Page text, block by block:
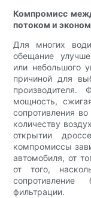
Компромисс
потоком и
Для многих
обещание
или небольшого
причиной для
производителя.
мощность,
сопротивления
количеству
открытии
компромиссы
автомобиля, от
от того,
фильтрации.